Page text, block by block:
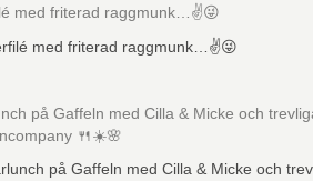
med friterad raggmunk…✌️️😜
på Gaffeln med Cilla & Micke och
🍴☀️🌸